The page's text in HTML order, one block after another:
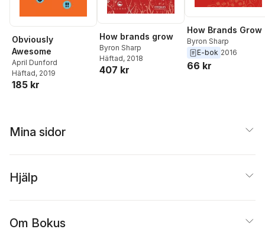
Obviously
Awesome
April Dunford
Häftad, 2019
185 kr
How brands grow
Byron Sharp
Häftad, 2018
407 kr
How Brands Grow
Byron Sharp
E-bok 2016
66 kr
Mina sidor
Hjälp
Om Bokus